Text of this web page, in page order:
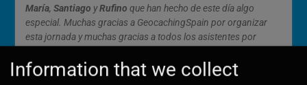
María, Santiago yRufino que han hecho de este día algo
especial. Muchas gracias a GeocachingSpain por organizar
esta jornada y muchas gracias a todos los asistentes por
Information that we collect